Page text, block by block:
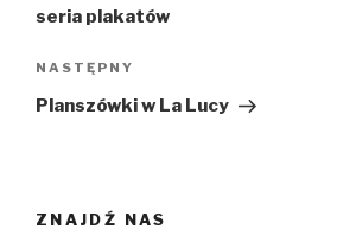
seria plakatów
Następny
wpis
NASTĘPNY
Planszówki w La Lucy
ZNAJDŹ NAS